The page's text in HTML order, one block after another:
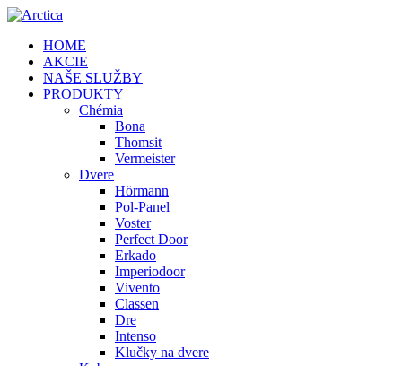
HOME
AKCIE
NAŠE SLUŽBY
PRODUKTY
Chémia
Bona
Thomsit
Vermeister
Dvere
Hörmann
Pol-Panel
Voster
Perfect Door
Erkado
Imperiodoor
Vivento
Classen
Dre
Intenso
Klučky na dvere